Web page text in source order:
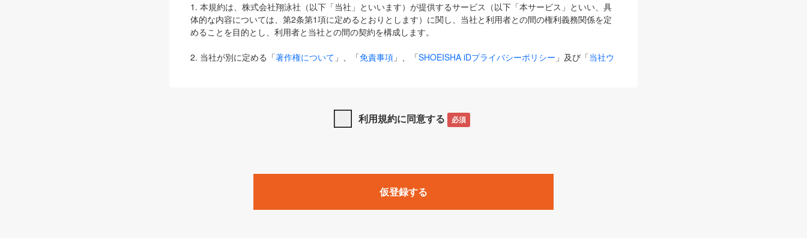
1. 本規約は、株式会社翔泳社（以下「当社」といいます）が提供するサービス（以下「本サービス」といい、具
体的な内容については、第2条第1項に定めるとおりとします）に関し、当社と利用者との間の権利義務関係を定
めることを目的とし、利用者と当社との間の契約を構成します。
2. 当社が別に定める「著作権について 」、「免責事項 」、「SHOEISHA iDプライバシーポリシー 」及び「当社ウ
は、本規約の規定が優先して適用されるものとします。
1. 「本サービス」とは、当社が提供する以下のサービス（名称や内容が変更された場合、変更後のサービスを含
みます）及びこれらサービスに関連して当社が実施するイベントやキャンペーンをいいます。
「SEBook」「SEShop」「CodeZine」「MarkeZine」「EnterpriseZine」「ECzine」「Biz/Zine」「HRzine」
利用規約に同意する 必須
仮登録する